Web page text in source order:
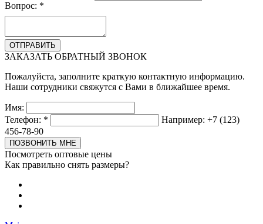
Вопрос: *
ЗАКАЗАТЬ ОБРАТНЫЙ ЗВОНОК
Пожалуйста, заполните краткую контактную информацию.
Наши сотрудники свяжутся с Вами в ближайшее время.
Имя:
Телефон: *
Например: +7 (123)
456-78-90
Посмотреть оптовые цены
Как правильно снять размеры?